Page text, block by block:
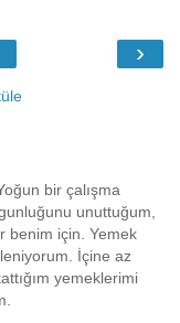
›
bir çalışma
unuttuğum,
benim için. Yemek
İçine az
yemeklerimi